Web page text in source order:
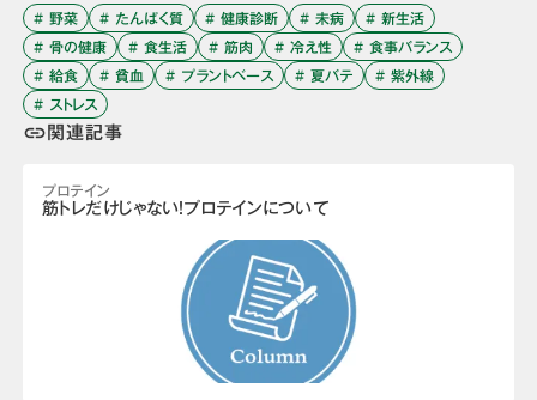
# 野菜 # たんぱく質 # 健康診断 # 未病
# 新生活
# 骨の健康
# 食生活 # 筋肉 # 冷え性
# 食事バランス
# 給食
# 貧血 # プラントベース # 夏バテ
# 紫外線
# ストレス
link関連記事
プロテイン
筋トレだけじゃない！プロテインについて